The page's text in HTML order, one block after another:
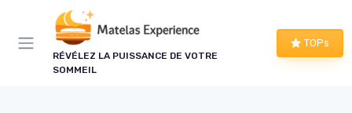
RÉVÉLEZ LA PUISSANCE DE VOTRE
SOMMEIL
TOPs
Panneau de gestion des cookies